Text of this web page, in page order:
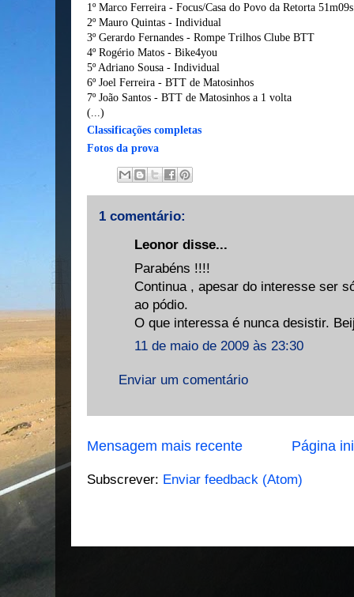
1º Marco Ferreira - Focus/Casa do Povo da Retorta 51m09s
2º Mauro Quintas - Individual
3º Gerardo Fernandes - Rompe Trilhos Clube BTT
4º Rogério Matos - Bike4you
5º Adriano Sousa - Individual
6º Joel Ferreira - BTT de Matosinhos
7º João Santos - BTT de Matosinhos a 1 volta
(...)
Classificações completas
Fotos da prova
1 comentário:
Leonor disse...
Parabéns !!!!
Continua , apesar do interesse ser
ao pódio.
O que interessa é nunca desistir.
11 de maio de 2009 às 23:30
Enviar um comentário
Mensagem mais recente Página
Subscrever: Enviar feedback (Atom)